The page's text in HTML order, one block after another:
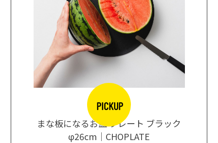
PICKUP
まな板になるお皿 プレート ブラック
φ26cm｜CHOPLATE